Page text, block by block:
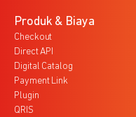
Produk & Biaya
Checkout
Direct API
Digital Catalog
Payment Link
Plugin
QRIS